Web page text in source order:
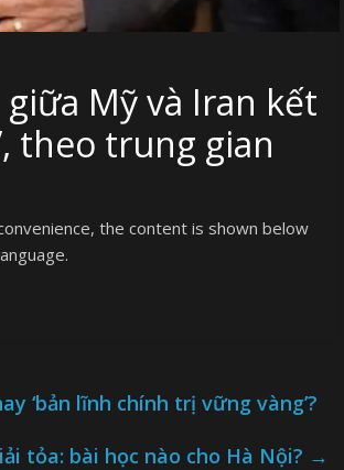
Mỹ và Iran kết
theo trung gian
the content is shown below
‘bản lĩnh chính trị vững vàng’?
tỏa: bài học nào cho Hà Nội? →